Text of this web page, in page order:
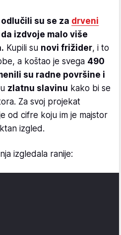
su se za drveni
izdvoje malo više
Kupili su novi frižider, i to
a koštao je svega 490
su radne površine i
zlatnu slavinu kako bi se
Za svoj projekat
od cifre koju im je majstor
izgled.
izgledala ranije: